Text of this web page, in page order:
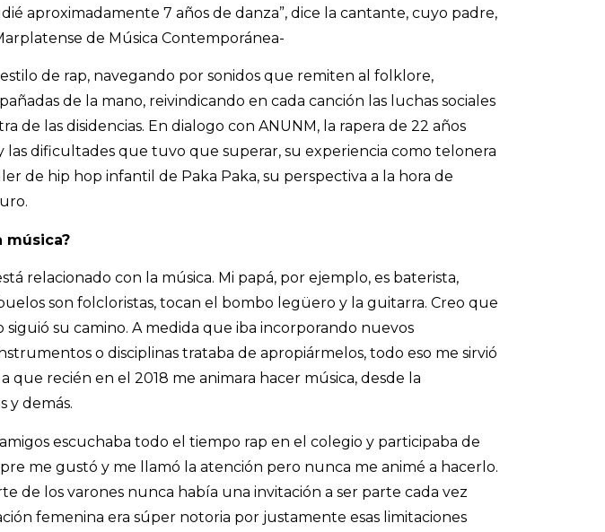
aproximadamente 7 años de danza”, dice la cantante, cuyo padre,
de Música Contemporánea-
de rap, navegando por sonidos que remiten al folklore,
de la mano, reivindicando en cada canción las luchas sociales
de las disidencias. En dialogo con ANUNM, la rapera de 22 años
las dificultades que tuvo que superar, su experiencia como telonera
de hip hop infantil de Paka Paka, su perspectiva a la hora de
música?
relacionado con la música. Mi papá, por ejemplo, es baterista,
son folcloristas, tocan el bombo legüero y la guitarra. Creo que
su camino. A medida que iba incorporando nuevos
o disciplinas trataba de apropiármelos, todo eso me sirvió
que recién en el 2018 me animara hacer música, desde la
y demás.
escuchaba todo el tiempo rap en el colegio y participaba de
me gustó y me llamó la atención pero nunca me animé a hacerlo.
de los varones nunca había una invitación a ser parte cada vez
femenina era súper notoria por justamente esas limitaciones